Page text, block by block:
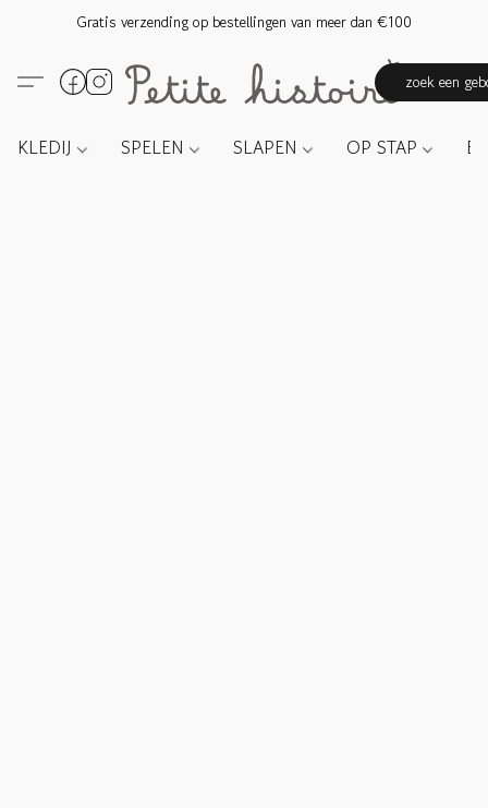
Gratis verzending op bestellingen van meer dan €100
zoek een
KLEDIJ SPELEN SLAPEN OP STAP